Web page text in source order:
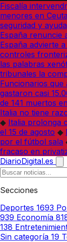
Fiscalía
menores en Ceuta
seguridad y
España renuncie
España advierte
controles
las palabras
tribunales la
Funcionarios
gastaron casi
de 141 muertos
Italia no tiene
◆ Italia prolonga
el 15 de agosto ◆
por el fútbol sala
fracaso en
DiarioDigital.es
Secciones
Deportes 1693
939 Economía
138
Sin categoría 19